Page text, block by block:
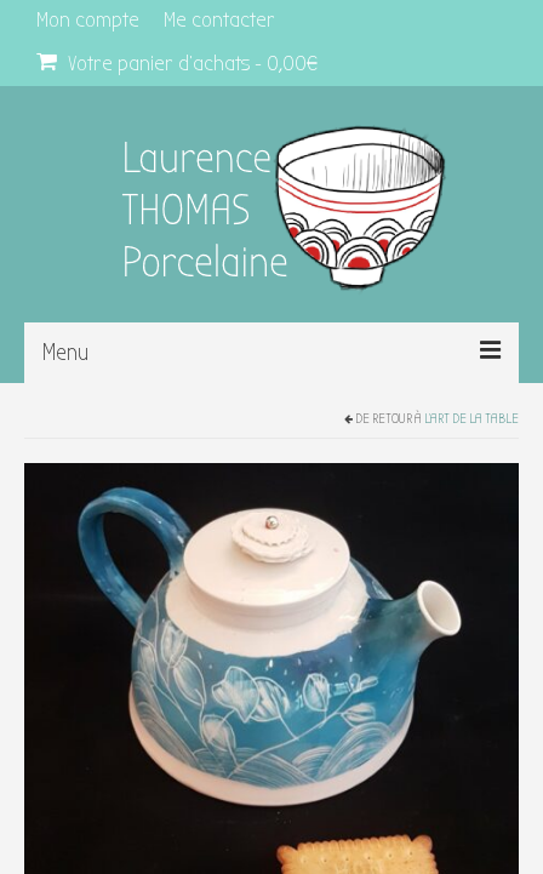
Mon compte
Me contacter
Votre panier d'achats - 0,00€
Menu
Mes Créations
Les stages de poterie
Actualités
Me contacter
DE RETOUR À L'ART DE LA TABLE